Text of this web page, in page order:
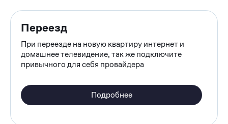
Переезд
При переезде на новую квартиру интернет и
домашнее телевидение, так же подключите
привычного для себя провайдера
Подробнее